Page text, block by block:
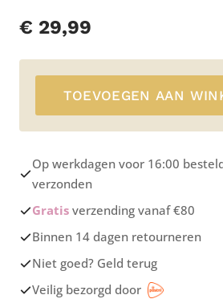
€ 29,99
TOEVOEGEN AAN
Op werkdagen voor 16:00
verzonden
Gratis verzending vanaf €80
Binnen 14 dagen retourneren
Niet goed? Geld terug
Veilig bezorgd door